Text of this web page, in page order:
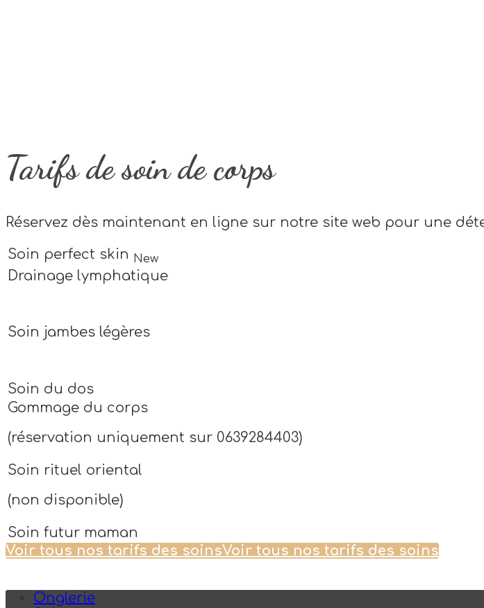
Tarifs de soin de corps
Réservez dès maintenant en ligne sur notre site web pour une
Soin perfect skin New
Drainage lymphatique
Soin jambes légères
Soin du dos
Gommage du corps
(réservation uniquement sur 0639284403)
Soin rituel oriental
(non disponible)
Soin futur maman
Voir tous nos tarifs des soinsVoir tous nos tarifs des soins
Onglerie